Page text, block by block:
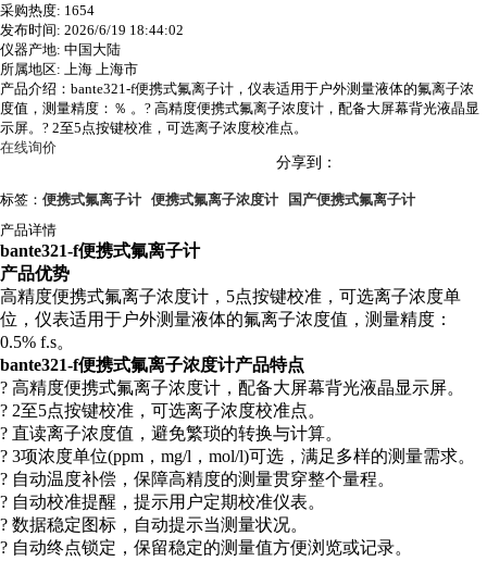
采购热度: 1654
发布时间: 2026/6/19 18:44:02
仪器产地: 中国大陆
所属地区: 上海 上海市
产品介绍：bante321-f便携式氟离子计，仪表适用于户外测量液体的氟离子浓
度值，测量精度：％ 。? 高精度便携式氟离子浓度计，配备大屏幕背光液晶显
示屏。? 2至5点按键校准，可选离子浓度校准点。
在线询价
分享到：
标签： 便携式氟离子计 便携式氟离子浓度计
国产便携式氟离子计
产品详情
bante321-f便携式氟离子计
产品优势
高精度便携式氟离子浓度计，5点按键校准，可选离子浓度单
位，仪表适用于户外测量液体的氟离子浓度值，测量精度：
0.5% f.s。
bante321-f便携式氟离子浓度计产品特点
? 高精度便携式氟离子浓度计，配备大屏幕背光液晶显示屏。
? 2至5点按键校准，可选离子浓度校准点。
? 直读离子浓度值，避免繁琐的转换与计算。
? 3项浓度单位(ppm，mg/l，mol/l)可选，满足多样的测量需求。
? 自动温度补偿，保障高精度的测量贯穿整个量程。
? 自动校准提醒，提示用户定期校准仪表。
? 数据稳定图标，自动提示当测量状况。
? 自动终点锁定，保留稳定的测量值方便浏览或记录。